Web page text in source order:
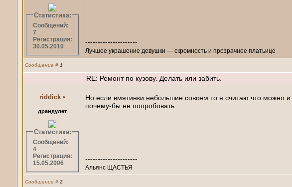
Статистика:
Сообщений:
7
Регистрация:
30.05.2010
---------------------
Лучшее украшение девушки — скромность и прозрачное платьице
Сообщение # 1
RE: Ремонт по кузову. Делать или забить.
riddiсk •
драндулет
Статистика:
Сообщений:
4
Регистрация:
15.05.2006
Но если вмятинки небольшие совсем то я считаю что можно и
почему-бы не попробовать.
---------------------
Альянс ЩАСТЬЯ
Сообщение # 2